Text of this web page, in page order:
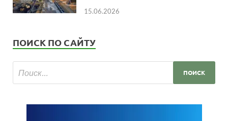
15.06.2026
ПОИСК ПО САЙТУ